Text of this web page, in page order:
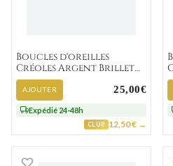
Boucles d'oreilles
Créoles Argent Brillet
Texturé
AJOUTER 25,00€
Expédié 24-48h
CLUB 12,50 € →
Boucles d'oreilles